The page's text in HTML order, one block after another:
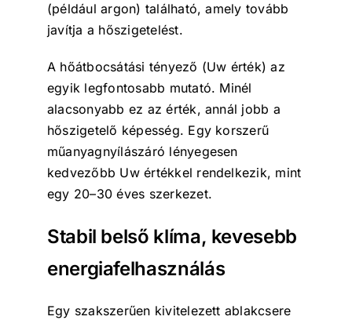
(például argon) található, amely tovább
javítja a hőszigetelést.
A hőátbocsátási tényező (Uw érték) az
egyik legfontosabb mutató. Minél
alacsonyabb ez az érték, annál jobb a
hőszigetelő képesség. Egy korszerű
műanyagnyílászáró lényegesen
kedvezőbb Uw értékkel rendelkezik, mint
egy 20–30 éves szerkezet.
Stabil belső klíma, kevesebb
energiafelhasználás
Egy szakszerűen kivitelezett ablakcsere